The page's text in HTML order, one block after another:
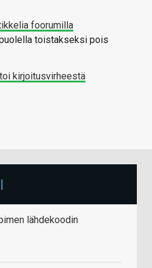
foorumilla
toistakseksi pois
kirjoitusvirheestä
lähdekoodin